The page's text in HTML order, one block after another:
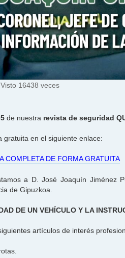
16438 veces
de nuestra revista de seguridad
gratuita en el siguiente enlace:
COMPLETA DE FORMA GRATUITA
a D. José Joaquín Jiménez
de Gipuzkoa.
DE UN VEHÍCULO Y LA
artículos de interés